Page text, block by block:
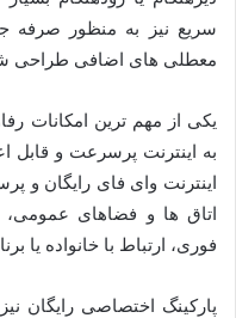
سریع نیز به منظور صرفه
معطلی های اضافی طراحی
یکی از مهم ترین امکانات
به اینترنت پرسرعت و قابل
اینترنت وای فای رایگان و
اتاق ها و فضاهای عمومی،
فوری، ارتباط با خانواده
پارکینگ اختصاصی رایگان